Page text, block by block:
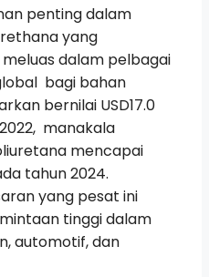
penting dalam
yang
dalam pelbagai
bagi bahan
bernilai USD17.0
manakala
mencapai
tahun 2024.
yang pesat ini
tinggi dalam
automotif, dan